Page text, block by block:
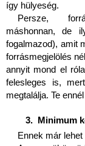
így hülyeség.
Persze,
máshonnan, de
fogalmazod), amit
forrásmegjelölés
annyit mond el
felesleges is,
megtalálja. Te
Minimum
Ennek már